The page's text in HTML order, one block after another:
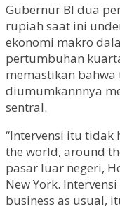
Gubernur BI dua
rupiah saat ini
ekonomi makro
pertumbuhan
memastikan
diumumkannnya
sentral.
“Intervensi itu tidak
the world, around
pasar luar negeri,
New York.
business as usual,